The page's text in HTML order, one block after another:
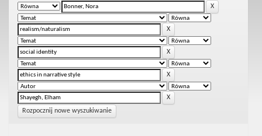
Rozpocznij nowe wyszukiwanie